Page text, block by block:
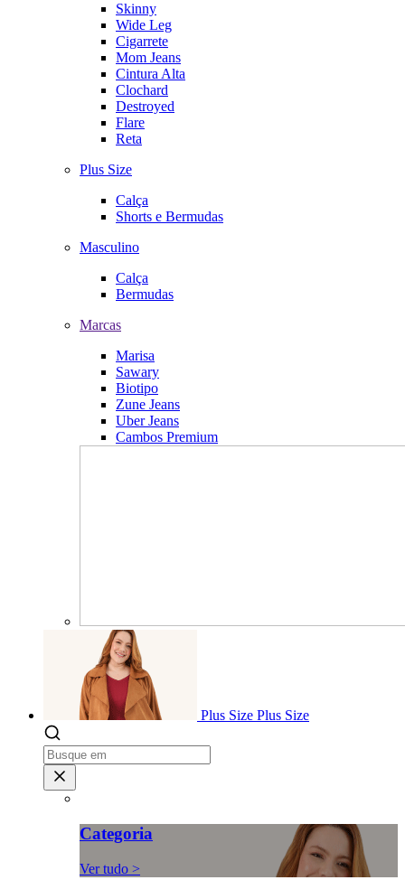
Skinny
Wide Leg
Cigarrete
Mom Jeans
Cintura Alta
Clochard
Destroyed
Flare
Reta
Plus Size
Calça
Shorts e Bermudas
Masculino
Calça
Bermudas
Marcas
Marisa
Sawary
Biotipo
Zune Jeans
Uber Jeans
Cambos Premium
Plus Size Plus Size
Categoria
Ver tudo >